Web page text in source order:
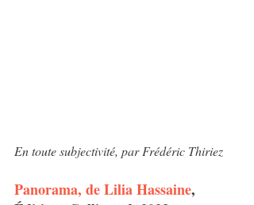
En toute subjectivité, par Frédéric Thiriez
Panorama, de Lilia Hassaine,